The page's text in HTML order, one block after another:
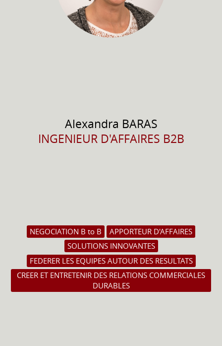
Alexandra BARAS
INGENIEUR D'AFFAIRES B2B
NEGOCIATION B to B
APPORTEUR D'AFFAIRES
SOLUTIONS INNOVANTES
FEDERER LES EQUIPES AUTOUR DES RESULTATS
CREER ET ENTRETENIR DES RELATIONS COMMERCIALES
DURABLES